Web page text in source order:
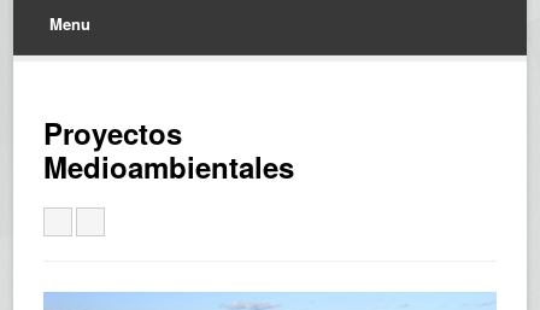
Menu
Proyectos
Medioambientales